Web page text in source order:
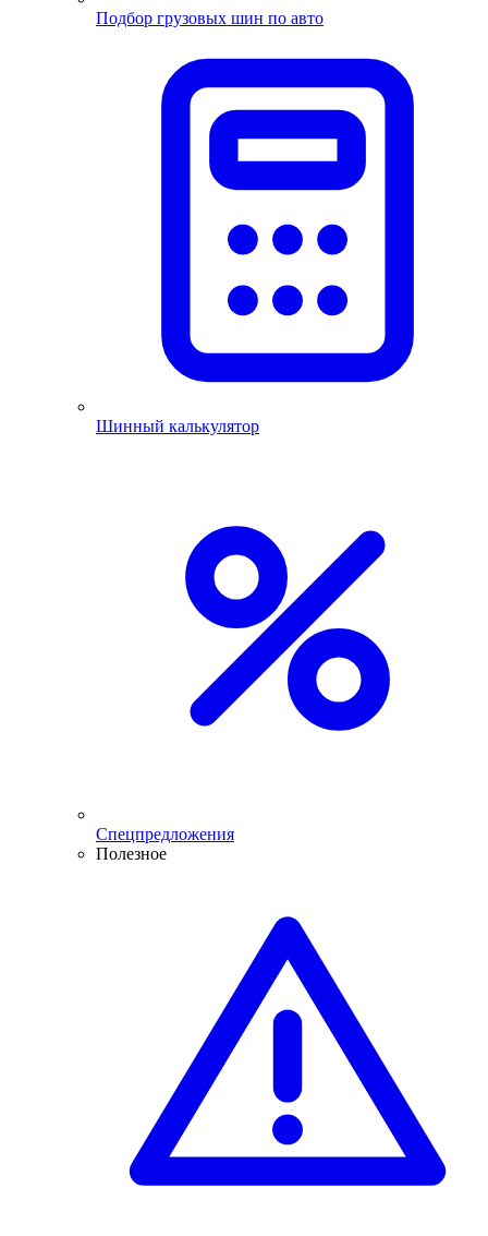
Подбор грузовых шин по авто
Шинный калькулятор
Спецпредложения
Полезное